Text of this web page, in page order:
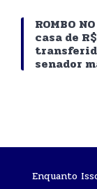
ROMBO
casa de
senador
Enquanto